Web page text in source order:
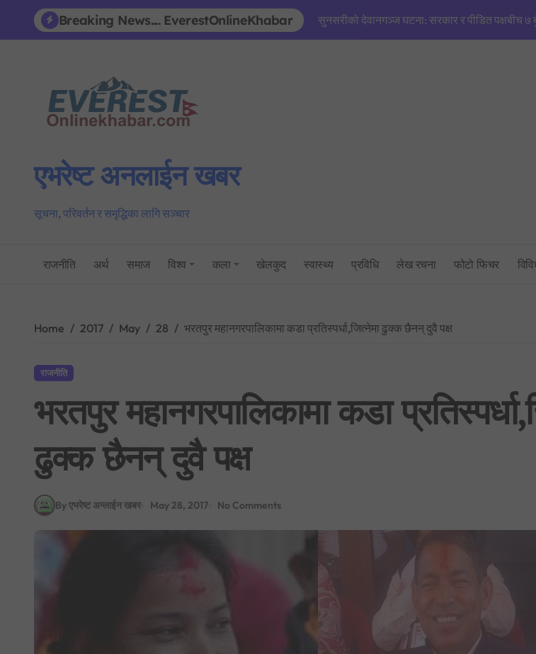
content
Breaking News.... EverestOnlineKhabar
BREAKING NEWS : नयाँ दिल्लीमा प्रदर्शन उग्र बन्दै:
फिफा विश्वकप २०२६: उपाधिसँगै व्यक्तिगत अवार्डमा
साउन १ देखि लागू हुने गरी शैक्षिक, उपचार र सेयर
भूमिको वर्गीकरण नगर्ने ४०५ स्थानीय तहमा आजैदेखि जग्गा
एभरेष्ट अनलाईन खबर
सूचना, परिवर्तन र समृद्धिका लागि सञ्चार
राजनीति अर्थ समाज विश्व कला खेलकुद स्वास्थ्य प्रविधि लेख रचना फोटो फिचर
Home 2017 May 28 भरतपुर महानगरपालिकामा कडा प्रतिस्पर्धा,जित्नेमा ढुक्क छैनन् दुवै पक्ष
राजनीति
भरतपुर महानगरपालिकामा कडा
ढुक्क छैनन् दुवै पक्ष
By एभरेष्ट अन्लाईन खबर May 28, 2017 No Comments